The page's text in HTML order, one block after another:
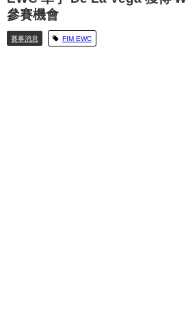
參賽機會
賽事消息 FIM EWC